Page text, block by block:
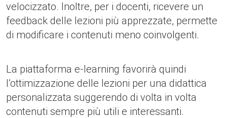
velocizzato. Inoltre, per i docenti, ricevere un
feedback delle lezioni più apprezzate, permette
di modificare i contenuti meno coinvolgenti.
La piattaforma e-learning favorirà quindi
l’ottimizzazione delle lezioni per una didattica
personalizzata suggerendo di volta in volta
contenuti sempre più utili e interessanti.